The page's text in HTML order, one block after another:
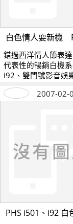
白色情人耍新機
錯過西洋情人節表
代表性的暢銷白機
i92、雙門號影音娛
人和自己。
2007-02-
PHS i501、i92